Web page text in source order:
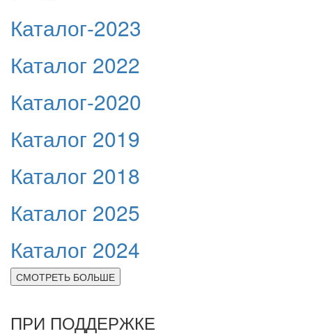
Каталог-2023
Каталог 2022
Каталог-2020
Каталог 2019
Каталог 2018
Каталог 2025
Каталог 2024
СМОТРЕТЬ БОЛЬШЕ
ПРИ ПОДДЕРЖКЕ